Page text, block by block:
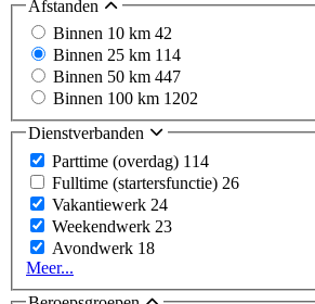
Afstanden
Binnen 10 km 42
Binnen 25 km 114
Binnen 50 km 447
Binnen 100 km 1202
Dienstverbanden
Parttime (overdag) 114
Fulltime (startersfunctie) 26
Vakantiewerk 24
Weekendwerk 23
Avondwerk 18
Meer...